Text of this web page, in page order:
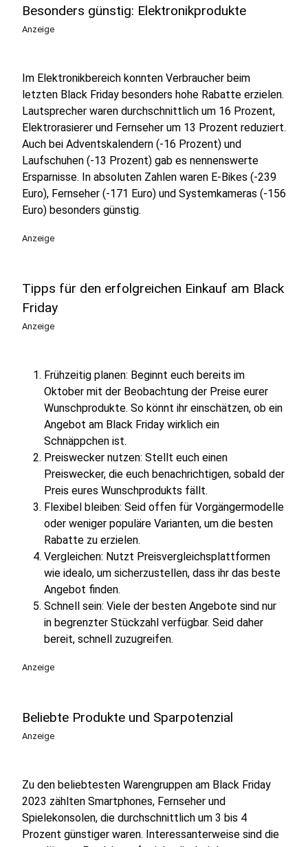
Besonders günstig: Elektronikprodukte
Anzeige
Im Elektronikbereich konnten Verbraucher beim
letzten Black Friday besonders hohe Rabatte erzielen.
Lautsprecher waren durchschnittlich um 16 Prozent,
Elektrorasierer und Fernseher um 13 Prozent reduziert.
Auch bei Adventskalendern (-16 Prozent) und
Laufschuhen (-13 Prozent) gab es nennenswerte
Ersparnisse. In absoluten Zahlen waren E-Bikes (-239
Euro), Fernseher (-171 Euro) und Systemkameras (-156
Euro) besonders günstig.
Anzeige
Tipps für den erfolgreichen Einkauf am Black
Friday
Anzeige
Frühzeitig planen: Beginnt euch bereits im
Oktober mit der Beobachtung der Preise eurer
Wunschprodukte. So könnt ihr einschätzen, ob ein
Angebot am Black Friday wirklich ein
Schnäppchen ist.
Preiswecker nutzen: Stellt euch einen
Preiswecker, die euch benachrichtigen, sobald der
Preis eures Wunschprodukts fällt.
Flexibel bleiben: Seid offen für Vorgängermodelle
oder weniger populäre Varianten, um die besten
Rabatte zu erzielen.
Vergleichen: Nutzt Preisvergleichsplattformen
wie idealo, um sicherzustellen, dass ihr das beste
Angebot finden.
Schnell sein: Viele der besten Angebote sind nur
in begrenzter Stückzahl verfügbar. Seid daher
bereit, schnell zuzugreifen.
Anzeige
Beliebte Produkte und Sparpotenzial
Anzeige
Zu den beliebtesten Warengruppen am Black Friday
2023 zählten Smartphones, Fernseher und
Spielekonsolen, die durchschnittlich um 3 bis 4
Prozent günstiger waren. Interessanterweise sind die